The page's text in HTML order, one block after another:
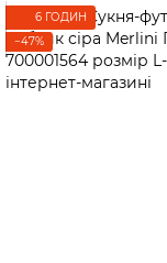
6 ГОДИН
−47%